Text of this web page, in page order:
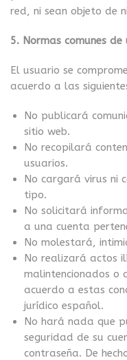
red, ni sean objeto de
5. Normas comunes
El usuario se
acuerdo a las
No publicará
sitio web.
No recopilará
usuarios.
No cargará virus ni
tipo.
No solicitará
a una cuenta
No molestará,
No realizará actos
malintencionados o
acuerdo a estas
jurídico español.
No hará nada que
seguridad de su
contraseña. De